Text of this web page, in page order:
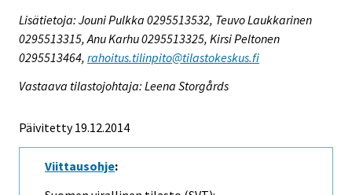
Lisätietoja: Jouni Pulkka 0295513532, Teuvo Laukkarinen
0295513315, Anu Karhu 0295513325, Kirsi Peltonen
0295513464, rahoitus.tilinpito@tilastokeskus.fi
Vastaava tilastojohtaja: Leena Storgårds
Päivitetty 19.12.2014
Viittausohje: